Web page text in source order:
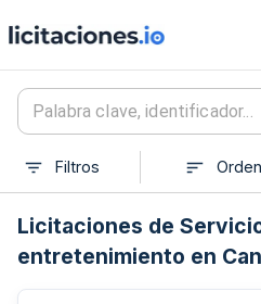
Filtros Orden
Licitaciones de
entretenimiento en